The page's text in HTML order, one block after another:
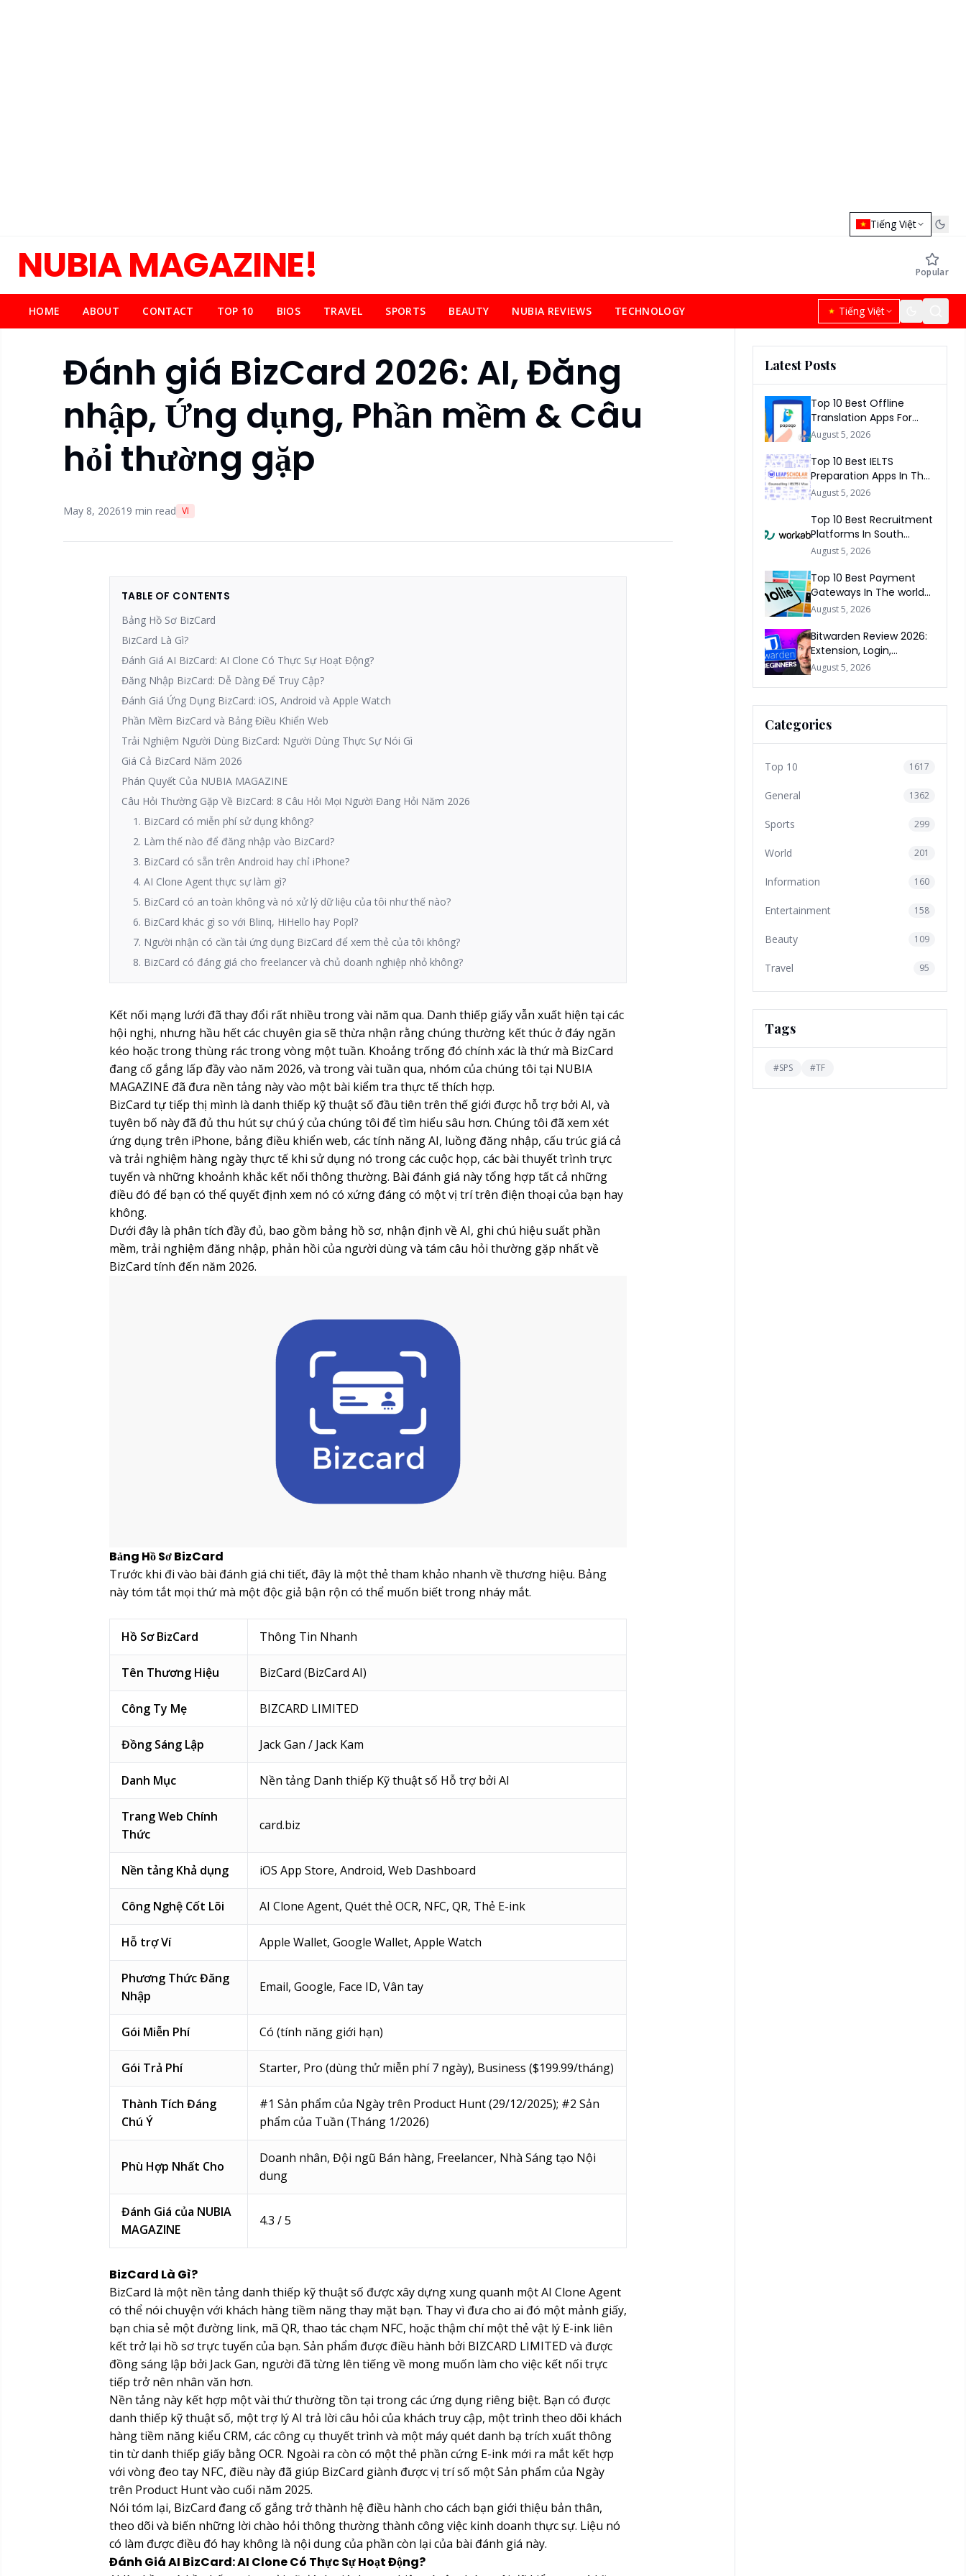
Tiếng Việt
NUBIA MAGAZINE! Popular
HOME ABOUT CONTACT TOP 10 BIOS TRAVEL SPORTS BEAUTY NUBIA REVIEWS TECHNOLOGY Tiếng Việt
Đánh giá BizCard 2026: AI, Đăng
nhập, Ứng dụng, Phần mềm & Câu
hỏi thường gặp
May 8, 202619 min read VI
TABLE OF CONTENTS
Bảng Hồ Sơ BizCard
BizCard Là Gì?
Đánh Giá AI BizCard: AI Clone Có Thực Sự Hoạt Động?
Đăng Nhập BizCard: Dễ Dàng Để Truy Cập?
Đánh Giá Ứng Dụng BizCard: iOS, Android và Apple Watch
Phần Mềm BizCard và Bảng Điều Khiển Web
Trải Nghiệm Người Dùng BizCard: Người Dùng Thực Sự Nói Gì
Giá Cả BizCard Năm 2026
Phán Quyết Của NUBIA MAGAZINE
Câu Hỏi Thường Gặp Về BizCard: 8 Câu Hỏi Mọi Người Đang Hỏi Năm 2026
1. BizCard có miễn phí sử dụng không?
2. Làm thế nào để đăng nhập vào BizCard?
3. BizCard có sẵn trên Android hay chỉ iPhone?
4. AI Clone Agent thực sự làm gì?
5. BizCard có an toàn không và nó xử lý dữ liệu của tôi như thế nào?
6. BizCard khác gì so với Blinq, HiHello hay Popl?
7. Người nhận có cần tải ứng dụng BizCard để xem thẻ của tôi không?
8. BizCard có đáng giá cho freelancer và chủ doanh nghiệp nhỏ không?
Kết nối mạng lưới đã thay đổi rất nhiều trong vài năm qua. Danh thiếp giấy vẫn xuất hiện tại các
hội nghị, nhưng hầu hết các chuyên gia sẽ thừa nhận rằng chúng thường kết thúc ở đáy ngăn
kéo hoặc trong thùng rác trong vòng một tuần. Khoảng trống đó chính xác là thứ mà BizCard
đang cố gắng lấp đầy vào năm 2026, và trong vài tuần qua, nhóm của chúng tôi tại NUBIA
MAGAZINE đã đưa nền tảng này vào một bài kiểm tra thực tế thích hợp.
BizCard tự tiếp thị mình là danh thiếp kỹ thuật số đầu tiên trên thế giới được hỗ trợ bởi AI, và
tuyên bố này đã đủ thu hút sự chú ý của chúng tôi để tìm hiểu sâu hơn. Chúng tôi đã xem xét
ứng dụng trên iPhone, bảng điều khiển web, các tính năng AI, luồng đăng nhập, cấu trúc giá cả
và trải nghiệm hàng ngày thực tế khi sử dụng nó trong các cuộc họp, các bài thuyết trình trực
tuyến và những khoảnh khắc kết nối thông thường. Bài đánh giá này tổng hợp tất cả những
điều đó để bạn có thể quyết định xem nó có xứng đáng có một vị trí trên điện thoại của bạn hay
không.
Dưới đây là phân tích đầy đủ, bao gồm bảng hồ sơ, nhận định về AI, ghi chú hiệu suất phần
mềm, trải nghiệm đăng nhập, phản hồi của người dùng và tám câu hỏi thường gặp nhất về
BizCard tính đến năm 2026.
Bảng Hồ Sơ BizCard
Trước khi đi vào bài đánh giá chi tiết, đây là một thẻ tham khảo nhanh về thương hiệu. Bảng
này tóm tắt mọi thứ mà một độc giả bận rộn có thể muốn biết trong nháy mắt.
Hồ Sơ BizCard Thông Tin Nhanh
Tên Thương Hiệu BizCard (BizCard AI)
Công Ty Mẹ BIZCARD LIMITED
Đồng Sáng Lập Jack Gan / Jack Kam
Danh Mục Nền tảng Danh thiếp Kỹ thuật số Hỗ trợ bởi AI
Trang Web Chính
Thức
card.biz
Nền tảng Khả dụng iOS App Store, Android, Web Dashboard
Công Nghệ Cốt Lõi AI Clone Agent, Quét thẻ OCR, NFC, QR, Thẻ E-ink
Hỗ trợ Ví Apple Wallet, Google Wallet, Apple Watch
Phương Thức Đăng
Nhập
Email, Google, Face ID, Vân tay
Gói Miễn Phí Có (tính năng giới hạn)
Gói Trả Phí Starter, Pro (dùng thử miễn phí 7 ngày), Business ($199.99/tháng)
Thành Tích Đáng
Chú Ý
#1 Sản phẩm của Ngày trên Product Hunt (29/12/2025); #2 Sản
phẩm của Tuần (Tháng 1/2026)
Phù Hợp Nhất Cho
Doanh nhân, Đội ngũ Bán hàng, Freelancer, Nhà Sáng tạo Nội
dung
Đánh Giá của NUBIA
MAGAZINE
4.3 / 5
BizCard Là Gì?
BizCard là một nền tảng danh thiếp kỹ thuật số được xây dựng xung quanh một AI Clone Agent
có thể nói chuyện với khách hàng tiềm năng thay mặt bạn. Thay vì đưa cho ai đó một mảnh giấy,
bạn chia sẻ một đường link, mã QR, thao tác chạm NFC, hoặc thậm chí một thẻ vật lý E-ink liên
kết trở lại hồ sơ trực tuyến của bạn. Sản phẩm được điều hành bởi BIZCARD LIMITED và được
đồng sáng lập bởi Jack Gan, người đã từng lên tiếng về mong muốn làm cho việc kết nối trực
tiếp trở nên nhân văn hơn.
Nền tảng này kết hợp một vài thứ thường tồn tại trong các ứng dụng riêng biệt. Bạn có được
danh thiếp kỹ thuật số, một trợ lý AI trả lời câu hỏi của khách truy cập, một trình theo dõi khách
hàng tiềm năng kiểu CRM, các công cụ thuyết trình và một máy quét danh bạ trích xuất thông
tin từ danh thiếp giấy bằng OCR. Ngoài ra còn có một thẻ phần cứng E-ink mới ra mắt kết hợp
với vòng đeo tay NFC, điều này đã giúp BizCard giành được vị trí số một Sản phẩm của Ngày
trên Product Hunt vào cuối năm 2025.
Nói tóm lại, BizCard đang cố gắng trở thành hệ điều hành cho cách bạn giới thiệu bản thân,
theo dõi và biến những lời chào hỏi thông thường thành công việc kinh doanh thực sự. Liệu nó
có làm được điều đó hay không là nội dung của phần còn lại của bài đánh giá này.
Đánh Giá AI BizCard: AI Clone Có Thực Sự Hoạt Động?
Latest Posts
Top 10 Best Offline
Translation Apps For
Travel In 2026
August 5, 2026
Top 10 Best IELTS
Preparation Apps In The
World 2026
August 5, 2026
Top 10 Best Recruitment
Platforms In South
Africa 2026
August 5, 2026
Top 10 Best Payment
Gateways In The world
2026
August 5, 2026
Bitwarden Review 2026:
Extension, Login,
Download, Free Plan, App
August 5, 2026
Categories
Top 10 1617
General 1362
Sports 299
World 201
Information 160
Entertainment 158
Beauty 109
Travel 95
Tags
#SPS #TF